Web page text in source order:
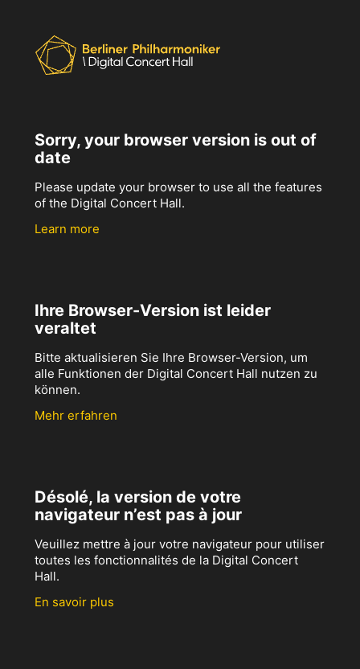
Sorry, your browser version is out of
date
Please update your browser to use all the features
of the Digital Concert Hall.
Learn more
Ihre Browser-Version ist leider
veraltet
Bitte aktualisieren Sie Ihre Browser-Version, um
alle Funktionen der Digital Concert Hall nutzen zu
können.
Mehr erfahren
Désolé, la version de votre
navigateur n’est pas à jour
Veuillez mettre à jour votre navigateur pour utiliser
toutes les fonctionnalités de la Digital Concert
Hall.
En savoir plus